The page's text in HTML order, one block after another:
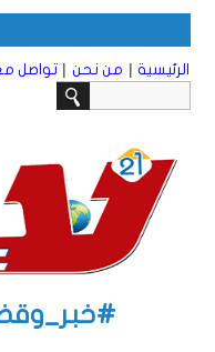
الرئيسية | من نحن | تواصل